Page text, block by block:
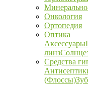
Онкология
Ортопедия
Оптика
Аксессуары
линз
Средства
(Флоссы)